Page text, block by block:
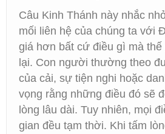
Câu Kinh Thánh này nhắc
mối liên hệ của chúng ta với
giá hơn bất cứ điều gì mà thế
lại. Con người thường theo
của cải, sự tiện nghi hoặc
vọng rằng những điều đó sẽ
lòng lâu dài. Tuy nhiên, mọi
gian đều tạm thời. Khi tấm